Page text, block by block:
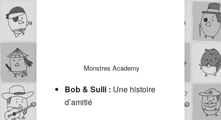
Monstres Academy
Bob & Sulli : Une histoire
d’amitié